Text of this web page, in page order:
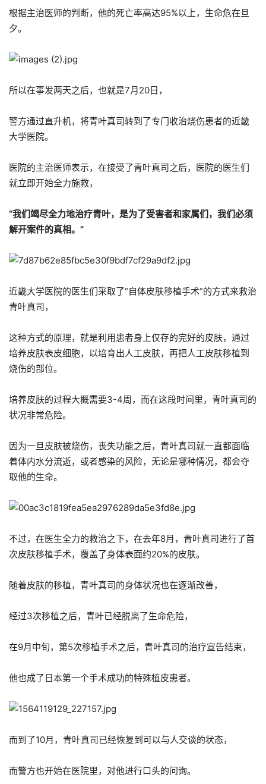
根据主治医师的判断，他的死亡率高达95%以上，生命危在旦
夕。
所以在事发两天之后，也就是7月20日，
警方通过直升机，将青叶真司转到了专门收治烧伤患者的近畿
大学医院。
医院的主治医师表示，在接受了青叶真司之后，医院的医生们
就立即开始全力施救，
“我们竭尽全力地治疗青叶，是为了受害者和家属们，我们必须
解开案件的真相。”
近畿大学医院的医生们采取了“自体皮肤移植手术”的方式来救治
青叶真司，
这种方式的原理，就是利用患者身上仅存的完好的皮肤，通过
培养皮肤表皮细胞，以培育出人工皮肤，再把人工皮肤移植到
烧伤的部位。
培养皮肤的过程大概需要3-4周，而在这段时间里，青叶真司的
状况非常危险。
因为一旦皮肤被烧伤，丧失功能之后，青叶真司就一直都面临
着体内水分流逝，或者感染的风险，无论是哪种情况，都会夺
取他的生命。
不过，在医生全力的救治之下，在去年8月，青叶真司进行了首
次皮肤移植手术，覆盖了身体表面约20%的皮肤。
随着皮肤的移植，青叶真司的身体状况也在逐渐改善，
经过3次移植之后，青叶已经脱离了生命危险，
在9月中旬，第5次移植手术之后，青叶真司的治疗宣告结束，
他也成了日本第一个手术成功的特殊植皮患者。
而到了10月，青叶真司已经恢复到可以与人交谈的状态，
而警方也开始在医院里，对他进行口头的问询。